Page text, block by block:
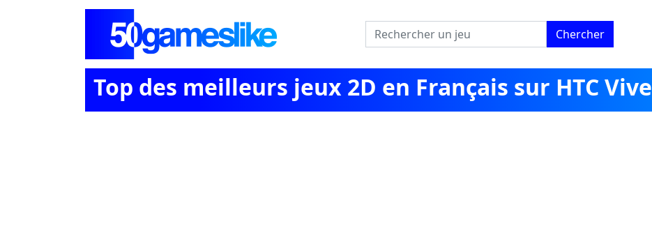
Chercher
Top des meilleurs jeux 2D en Français sur HTC Vive